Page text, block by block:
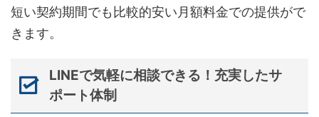
短い契約期間でも比較的安い月額料金での提供がで
きます。
LINEで気軽に相談できる！充実したサ
ポート体制